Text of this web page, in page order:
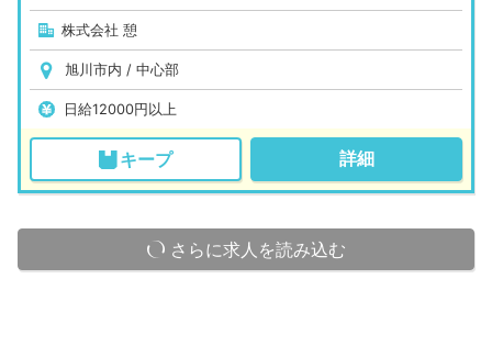
株式会社 憩
旭川市内 / 中心部
日給12000円以上
キープ 詳細
さらに求人を読み込む